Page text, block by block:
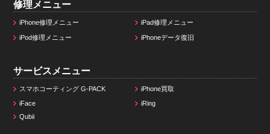
修理メニュー
iPhone修理メニュー iPad修理メニュー
iPod修理メニュー iPhoneデータ復旧
サービスメニュー
スマホコーティング G-PACK
iPhone買取
iFace
iRing
Qubii